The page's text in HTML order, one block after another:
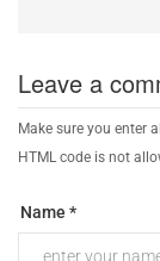
Leave a
Make sure you enter
HTML code is not
Name *